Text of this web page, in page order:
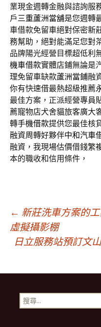
業現金週轉金融與諮詢服
戶三重蘆洲當舖是您週轉
車借款免留車絕對保密新
務幫助，絕對能滿足您對
品牌陽光經營目標超低利
機車借款實體店鋪無論是
理免留車缺款蘆洲當鋪融
你有快速借最熱超級推薦
最佳方案，正派經營專員
薦寵物店犬舍貓旅客廣大
轉手機借款提供您最佳核
融資周轉好夥伴中和汽車
融資，我現場估價借錢繁
本的職收和信用條件，
文
章
導
覽
← 新莊洗車方案的
虛擬攝影棚
日立服務站預訂文
搜
尋